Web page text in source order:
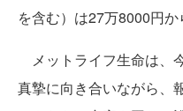
を含む）は27万8000円か
メットライフ生命は、
真摯に向き合いながら、